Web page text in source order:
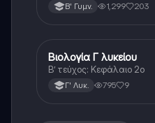
Β' Γυμν. 1,299 203
Βιολογία (Θετ.)
Βιολογία Γ λυκείου
Β’ τεύχος: Κεφάλαιο 2ο
Γ' Λυκ. 795 9